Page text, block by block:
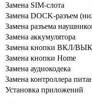
Замена SIM-слота
Замена DOCK-разъем
Замена разъема
Замена аккумулятора
Замена кнопки ВКЛ/
Замена кнопки Home
Замена аудиокодека
Замена контроллера
Установка приложений